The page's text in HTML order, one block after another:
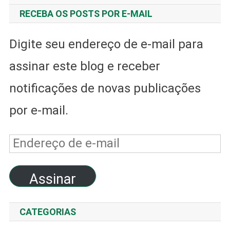
RECEBA OS POSTS POR E-MAIL
Digite seu endereço de e-mail para
assinar este blog e receber
notificações de novas publicações
por e-mail.
Endereço
de
e-
mail
Assinar
CATEGORIAS